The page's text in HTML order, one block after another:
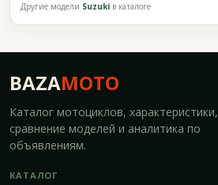
Другие модели Suzuki в каталоге
BAZAMOTO
Каталог мотоциклов, характеристики,
сравнение моделей и аналитика по
объявлениям.
КАТАЛОГ